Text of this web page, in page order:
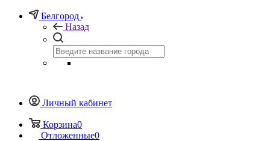
Белгород
Назад
Личный кабинет
Корзина0
Отложенные0